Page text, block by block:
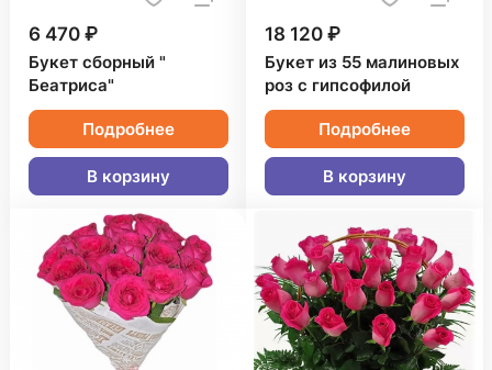
6 470 ₽
Букет сборный "
Беатриса"
Подробнее
В корзину
18 120 ₽
Букет из 55 малиновых
роз с гипсофилой
Подробнее
В корзину